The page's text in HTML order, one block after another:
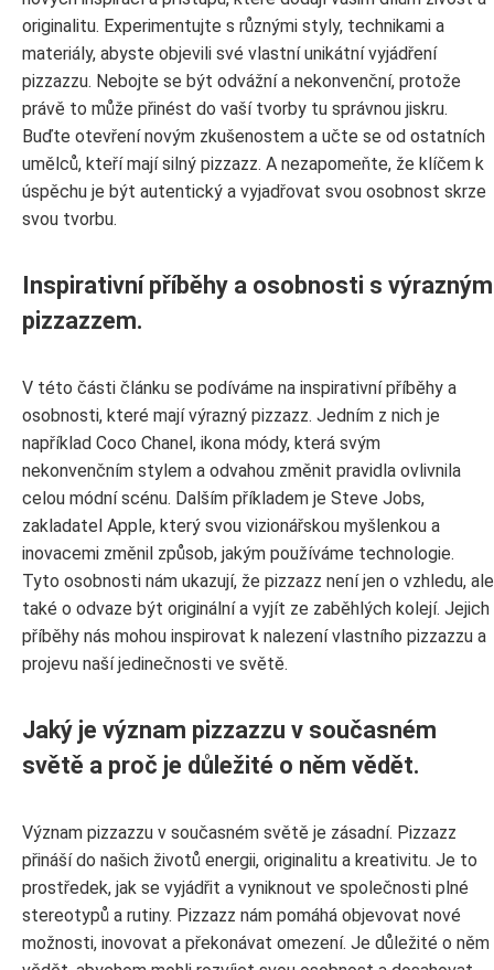
originalitu. Experimentujte s různými styly, technikami a
materiály, abyste objevili své vlastní unikátní vyjádření
pizzazzu. Nebojte se být odvážní a nekonvenční, protože
právě to může přinést do vaší tvorby tu správnou jiskru.
Buďte otevření novým zkušenostem a učte se od ostatních
umělců, kteří mají silný pizzazz. A nezapomeňte, že klíčem k
úspěchu je být autentický a vyjadřovat svou osobnost skrze
svou tvorbu.
Inspirativní příběhy a osobnosti s výrazným
pizzazzem.
V této části článku se podíváme na inspirativní příběhy a
osobnosti, které mají výrazný pizzazz. Jedním z nich je
například Coco Chanel, ikona módy, která svým
nekonvenčním stylem a odvahou změnit pravidla ovlivnila
celou módní scénu. Dalším příkladem je Steve Jobs,
zakladatel Apple, který svou vizionářskou myšlenkou a
inovacemi změnil způsob, jakým používáme technologie.
Tyto osobnosti nám ukazují, že pizzazz není jen o vzhledu, ale
také o odvaze být originální a vyjít ze zaběhlých kolejí. Jejich
příběhy nás mohou inspirovat k nalezení vlastního pizzazzu a
projevu naší jedinečnosti ve světě.
Jaký je význam pizzazzu v současném
světě a proč je důležité o něm vědět.
Význam pizzazzu v současném světě je zásadní. Pizzazz
přináší do našich životů energii, originalitu a kreativitu. Je to
prostředek, jak se vyjádřit a vyniknout ve společnosti plné
stereotypů a rutiny. Pizzazz nám pomáhá objevovat nové
možnosti, inovovat a překonávat omezení. Je důležité o něm